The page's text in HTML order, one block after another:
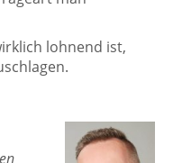
lohnend ist,